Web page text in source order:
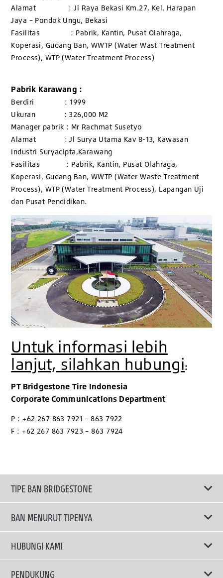
Alamat : Jl Raya Bekasi Km.27, Kel. Harapan
Jaya – Pondok Ungu, Bekasi
Fasilitas : Pabrik, Kantin, Pusat Olahraga,
Koperasi, Gudang Ban, WWTP (Water Wast Treatment
Process), WTP (Water Treatment Process)
Pabrik Karawang :
Berdiri : 1999
Ukuran : 326,000 M2
Manager pabrik : Mr Rachmat Susetyo
Alamat : Jl Surya Utama Kav 8-13, Kawasan
Industri Suryacipta,Karawang
Fasilitas : Pabrik, Kantin, Pusat Olahraga,
Koperasi, Gudang Ban, WWTP (Water Waste Treatment
Process), WTP (Water Treatment Process), Lapangan Uji
dan Pusat Pendidikan.
Untuk informasi lebih
lanjut, silahkan hubungi:
PT Bridgestone Tire Indonesia
Corporate Communications Department
P : +62 267 863 7921 – 863 7922
F : +62 267 863 7923 – 863 7924
TIPE BAN BRIDGESTONE
BAN MENURUT TIPENYA
Ban ENLITEN
Ban Performa
HUBUNGI KAMI
Email Kami
PENDUKUNG